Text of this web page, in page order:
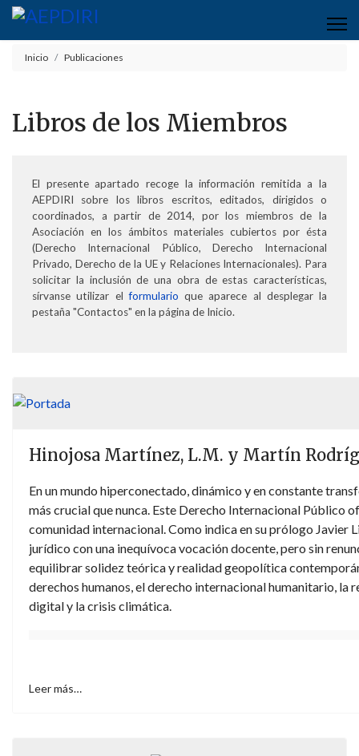
Inicio Publicaciones
Libros de los Miembros
El presente apartado recoge la información remitida a la
AEPDIRI sobre los libros escritos, editados, dirigidos o
coordinados, a partir de 2014, por los miembros de la
Asociación en los ámbitos materiales cubiertos por ésta
(Derecho Internacional Público, Derecho Internacional
Privado, Derecho de la UE y Relaciones Internacionales). Para
solicitar la inclusión de una obra de estas características,
sírvanse utilizar elformulario que aparece al desplegar la
pestaña "Contactos" en la página de Inicio.
Hinojosa Martínez, L.M. y Martín
En un mundo hiperconectado, dinámico y en constante
más crucial que nunca. Este Derecho Internacional Público
comunidad internacional. Como indica en su prólogo Javier
jurídico con una inequívoca vocación docente, pero sin
equilibrar solidez teórica y realidad geopolítica
derechos humanos, el derecho internacional humanitario, la
digital y la crisis climática.
Leer más…